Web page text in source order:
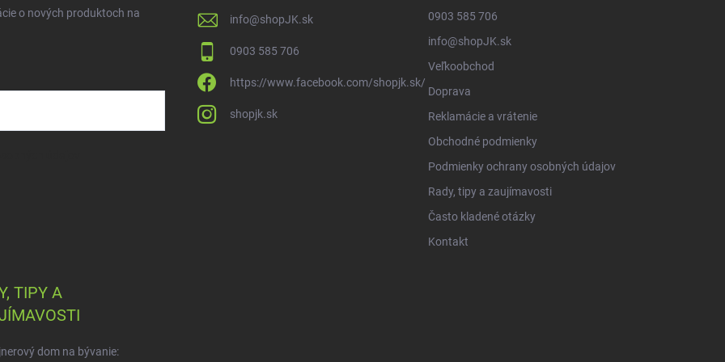
o nových produktoch na
info@shopJK.sk
0903 585 706
https://www.facebook.com/shopjk.sk/
shopjk.sk
0903 585 706
info@shopJK.sk
Veľkoobchod
Doprava
Reklamácie a vrátenie
Obchodné podmienky
Podmienky ochrany osobných údajov
Rady, tipy a zaujímavosti
Často kladené otázky
Kontakt
TIPY A
dom na bývanie: